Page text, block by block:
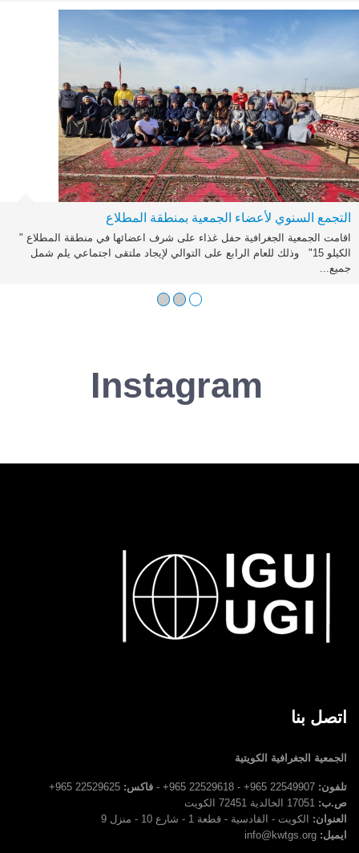
التجمع السنوي لأعضاء الجمعية بمنطقة المطلاع
اقامت الجمعية الجغرافية حفل غذاء على شرف اعضائها في منطقة المطلاع "
الكيلو 15" وذلك للعام الرابع على التوالي لإيجاد ملتقى اجتماعي يلم شمل
جميع...
Instagram
اتصل بنا
الجمعية الجغرافية الكويتية
تلفون: فاكس: 22529625 965+
ص.ب: 17051 الخالدية 72451 الكويت
العنوان:
الكويت - القادسية - قطعة 1 - شارع 10 - منزل 9
ايميل: info@kwtgs.org